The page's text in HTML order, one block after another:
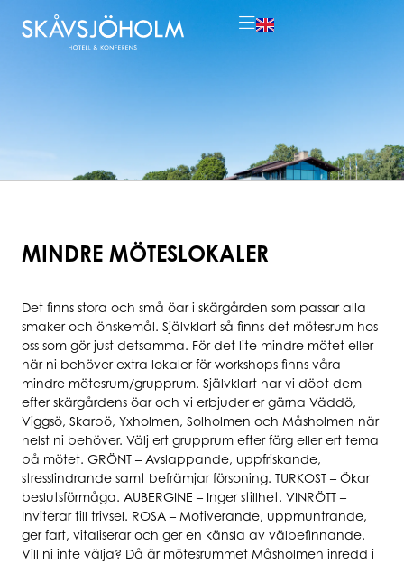
MINDRE MÖTESLOKALER
Det finns stora och små öar i skärgården som passar alla
smaker och önskemål. Självklart så finns det mötesrum hos
oss som gör just detsamma. För det lite mindre mötet eller
när ni behöver extra lokaler för workshops finns våra
mindre mötesrum/grupprum. Självklart har vi döpt dem
efter skärgårdens öar och vi erbjuder er gärna Väddö,
Viggsö, Skarpö, Yxholmen, Solholmen och Måsholmen när
helst ni behöver. Välj ert grupprum efter färg eller ert tema
på mötet. GRÖNT – Avslappande, uppfriskande,
stresslindrande samt befrämjar försoning. TURKOST – Ökar
beslutsförmåga. AUBERGINE – Inger stillhet. VINRÖTT –
Inviterar till trivsel. ROSA – Motiverande, uppmuntrande,
ger fart, vitaliserar och ger en känsla av välbefinnande.
Vill ni inte välja? Då är mötesrummet Måsholmen inredd i